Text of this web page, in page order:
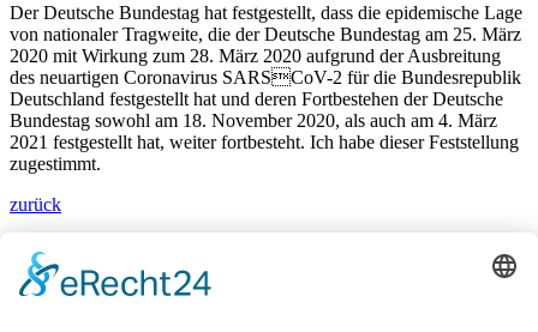
Der Deutsche Bundestag hat festgestellt, dass die epidemische Lage
von nationaler Tragweite, die der Deutsche Bundestag am 25. März
2020 mit Wirkung zum 28. März 2020 aufgrund der Ausbreitung
des neuartigen Coronavirus SARSCoV-2 für die Bundesrepublik
Deutschland festgestellt hat und deren Fortbestehen der Deutsche
Bundestag sowohl am 18. November 2020, als auch am 4. März
2021 festgestellt hat, weiter fortbesteht. Ich habe dieser Feststellung
zugestimmt.
zurück